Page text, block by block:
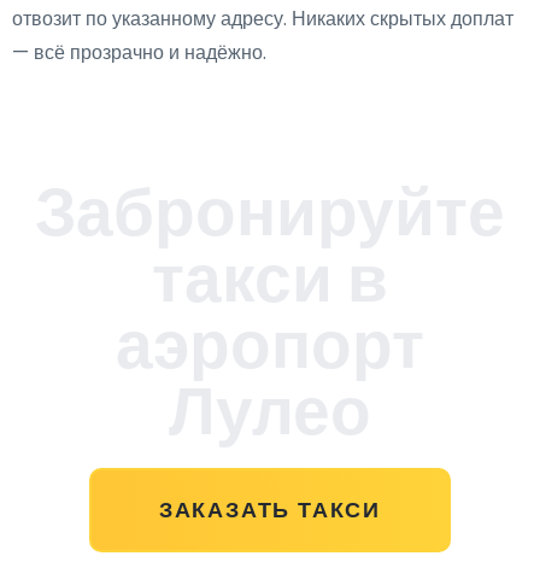
отвозит по указанному адресу. Никаких скрытых доплат
— всё прозрачно и надёжно.
ЗАКАЗАТЬ ТАКСИ